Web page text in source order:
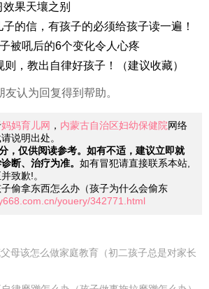
果天壤之别
的信，有孩子的必须给孩子读一遍！
被吼后的6个变化令人心疼
，教出自律好孩子！（建议收藏）
友认为回复得到帮助。
妈妈育儿网 ， 内蒙古自治区妇幼保健院网络
说明出处。
，仅供阅读参考。如有不适，建议立即就
断、治疗为准。 如有冒犯请直接联系本站,
致歉!。
偷拿东西怎么办（孩子为什么会偷东
youery/342771.html
母该怎么做家庭教育（初二孩子总是对家长